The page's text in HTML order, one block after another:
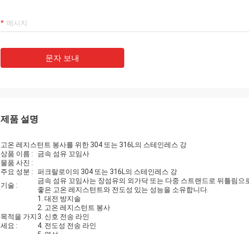
문자 보내
제품 설명
고온 레지스턴트 봉사를 위한 304 또는 316L의 스테인레스 강
상품 이름 :
금속 섬유 꼬임사
물품 사진 :
주요 성분 :
퍼크랄로이의 304 또는 316L의 스테인레스 강
기술 :
금속 섬유 꼬임사는 장섬유의 외가닥 또는 다중 스트랜드로 뒤틀림
좋은 고온 레지스턴트와 전도성 있는 성능을 소유합니다.
목적을 가지
세요 :
1. 대전 방지솔
2. 고온 레지스턴트 봉사
3. 신호 전송 라인
4. 전도성 전송 라인